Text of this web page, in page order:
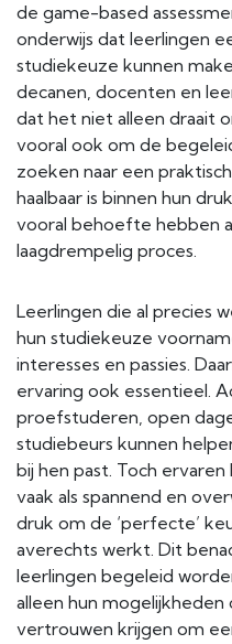
de game-based
onderwijs dat leerlingen
studiekeuze kunnen
decanen, docenten en
dat het niet alleen draait
vooral ook om de
zoeken naar een
haalbaar is binnen hun
vooral behoefte hebben
laagdrempelig proces.
Leerlingen die al precies
hun studiekeuze
interesses en passies.
ervaring ook essentieel.
proefstuderen, open
studiebeurs kunnen
bij hen past. Toch
vaak als spannend en
druk om de ‘perfecte’
averechts werkt. Dit
leerlingen begeleid
alleen hun
vertrouwen krijgen om